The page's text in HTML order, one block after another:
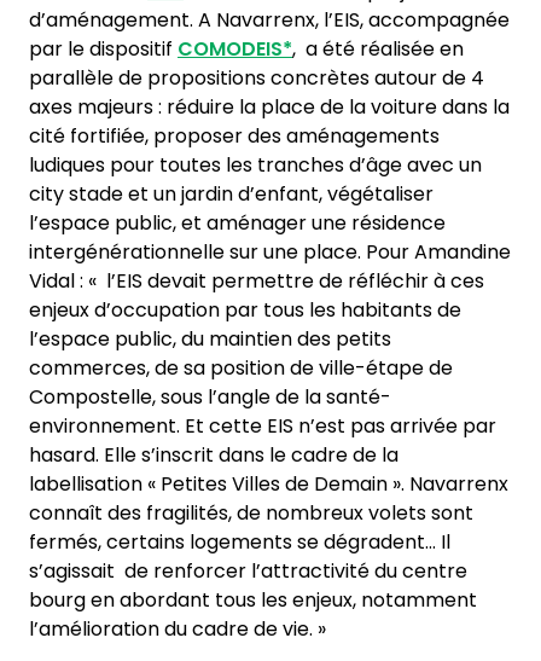
d’aménagement. A Navarrenx, l’EIS, accompagnée
par le dispositif COMODEIS*, a été réalisée en
parallèle de propositions concrètes autour de 4
axes majeurs : réduire la place de la voiture dans la
cité fortifiée, proposer des aménagements
ludiques pour toutes les tranches d’âge avec un
city stade et un jardin d’enfant, végétaliser
l’espace public, et aménager une résidence
intergénérationnelle sur une place. Pour Amandine
Vidal : « l’EIS devait permettre de réfléchir à ces
enjeux d’occupation par tous les habitants de
l’espace public, du maintien des petits
commerces, de sa position de ville-étape de
Compostelle, sous l’angle de la santé-
environnement. Et cette EIS n’est pas arrivée par
hasard. Elle s’inscrit dans le cadre de la
labellisation « Petites Villes de Demain ». Navarrenx
connaît des fragilités, de nombreux volets sont
fermés, certains logements se dégradent… Il
s’agissait de renforcer l’attractivité du centre
bourg en abordant tous les enjeux, notamment
l’amélioration du cadre de vie. »